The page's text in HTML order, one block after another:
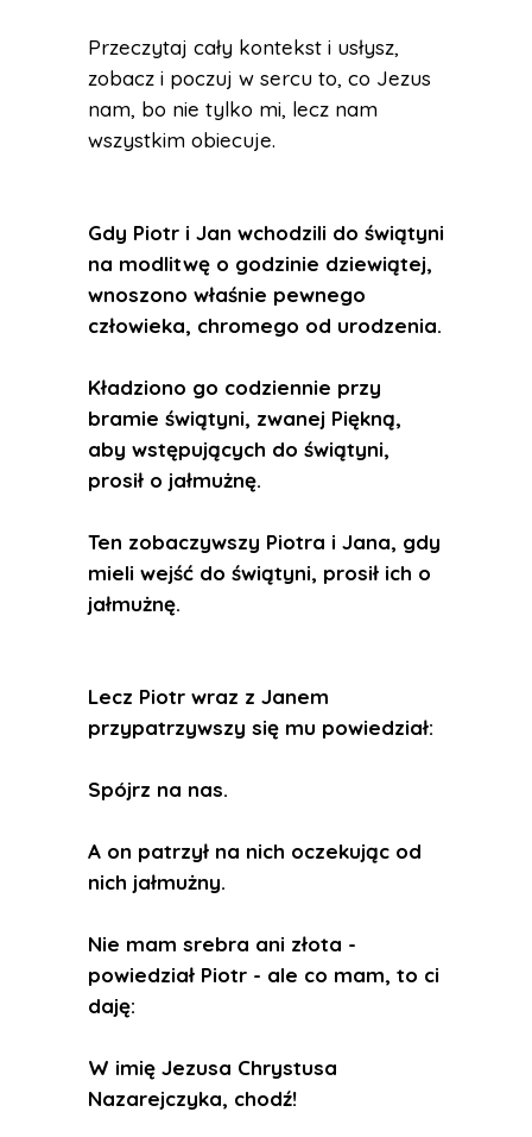
Przeczytaj cały kontekst i usłysz,
zobacz i poczuj w sercu to, co Jezus
nam, bo nie tylko mi, lecz nam
wszystkim obiecuje.
Gdy Piotr i Jan wchodzili do świątyni
na modlitwę o godzinie dziewiątej,
wnoszono właśnie pewnego
człowieka, chromego od urodzenia.
Kładziono go codziennie przy
bramie świątyni, zwanej Piękną,
aby wstępujących do świątyni,
prosił o jałmużnę.
Ten zobaczywszy Piotra i Jana, gdy
mieli wejść do świątyni, prosił ich o
jałmużnę.
Lecz Piotr wraz z Janem
przypatrzywszy się mu powiedział:
Spójrz na nas.
A on patrzył na nich oczekując od
nich jałmużny.
Nie mam srebra ani złota -
powiedział Piotr - ale co mam, to ci
daję:
W imię Jezusa Chrystusa
Nazarejczyka, chodź!